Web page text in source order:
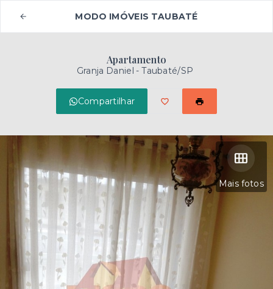
MODO IMÓVEIS TAUBATÉ
Apartamento
Granja Daniel - Taubaté/SP
Compartilhar
Mais fotos